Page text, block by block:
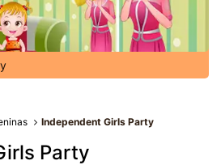
Independent Girls Party
Party